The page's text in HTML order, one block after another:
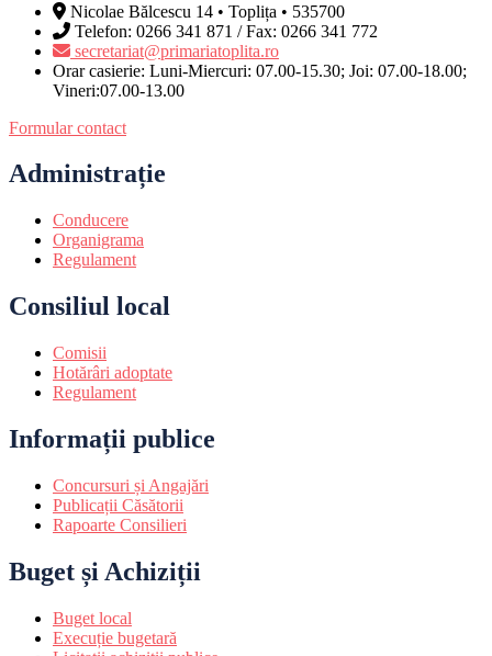
Nicolae Bălcescu 14 • Toplița • 535700
Telefon: 0266 341 871 / Fax: 0266 341 772
secretariat@primariatoplita.ro
Orar casierie: Luni-Miercuri: 07.00-15.30; Joi: 07.00-18.00;
Vineri:07.00-13.00
Formular contact
Administrație
Conducere
Organigrama
Regulament
Consiliul local
Comisii
Hotărâri adoptate
Regulament
Informații publice
Concursuri și Angajări
Publicații Căsătorii
Rapoarte Consilieri
Buget și Achiziții
Buget local
Execuție bugetară